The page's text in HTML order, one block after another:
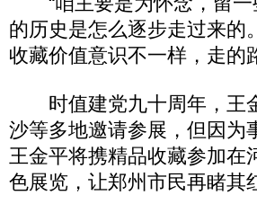
的历史是怎么逐步走过来的
收藏价值意识不一样，走的
时值建党九十周年，王
沙等多地邀请参展，但因为
王金平将携精品收藏参加在
色展览，让郑州市民再睹其